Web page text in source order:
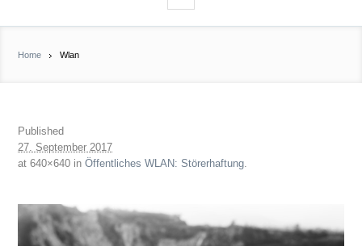
Home Wlan
Published
27. September 2017
at 640×640 inÖffentliches WLAN: Störerhaftung.